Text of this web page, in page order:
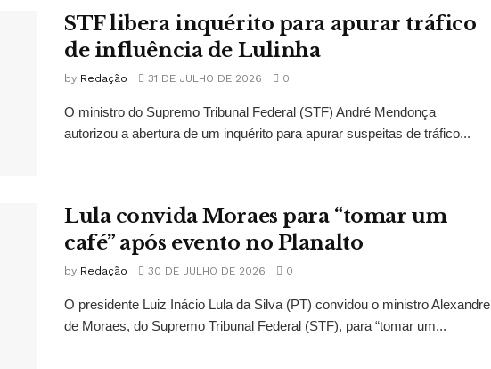
STF libera inquérito para apurar tráfico
de influência de Lulinha
by Redação 31 DE JULHO DE 2026 0
O ministro do Supremo Tribunal Federal (STF) André Mendonça
autorizou a abertura de um inquérito para apurar suspeitas de tráfico...
Lula convida Moraes para “tomar um
café” após evento no Planalto
by Redação 30 DE JULHO DE 2026 0
O presidente Luiz Inácio Lula da Silva (PT) convidou o ministro Alexandre
de Moraes, do Supremo Tribunal Federal (STF), para “tomar um...